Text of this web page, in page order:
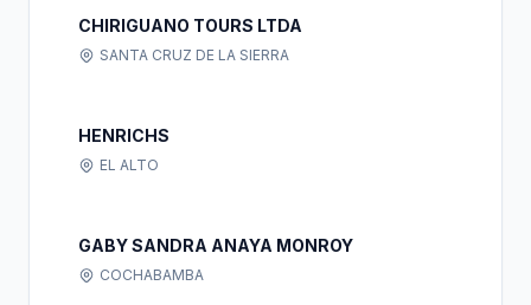
CHIRIGUANO TOURS LTDA
SANTA CRUZ DE LA SIERRA
HENRICHS
EL ALTO
GABY SANDRA ANAYA MONROY
COCHABAMBA